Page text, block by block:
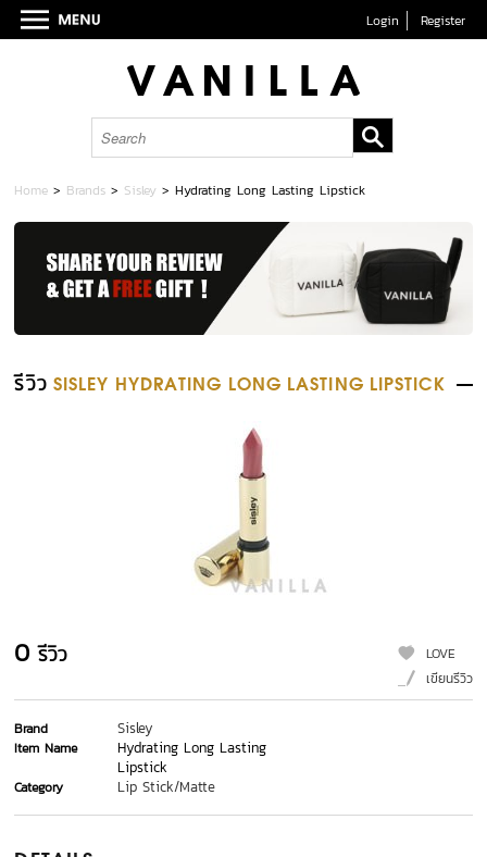
Login Register
Home > Brands > Sisley >Hydrating Long Lasting Lipstick
รีวิว SISLEY HYDRATING LONG LASTING LIPSTICK
0 รีวิว
LOVE
เขียนรีวิว
Brand Sisley
Item Name
Hydrating Long Lasting
Lipstick
Category Lip Stick/Matte